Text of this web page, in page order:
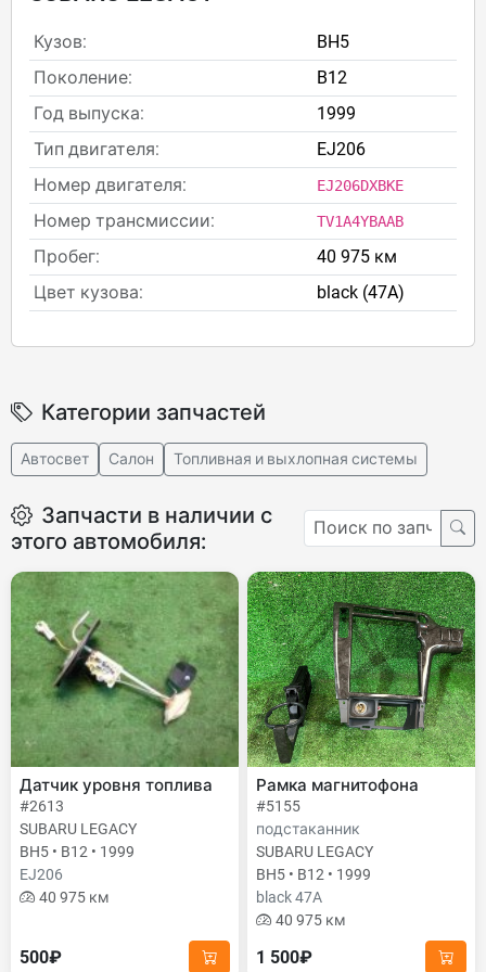
Кузов:
BH5
Поколение:
B12
Год выпуска:
1999
Тип двигателя:
EJ206
Номер двигателя:
EJ206DXBKE
Номер трансмиссии: TV1A4YBAAB
Пробег:
40 975 км
Цвет кузова:
black (47A)
Категории запчастей
Автосвет Салон Топливная и выхлопная системы
Запчасти в наличии с
этого автомобиля:
Датчик уровня топлива
#2613
SUBARU LEGACY
BH5 • B12 • 1999
EJ206
40 975 км
500₽
Рамка магнитофона
#5155
подстаканник
SUBARU LEGACY
BH5 • B12 • 1999
black 47A
40 975 км
1 500₽